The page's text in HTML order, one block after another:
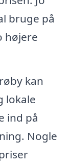
bruge på
højere
kan
lokale
ind på
Nogle